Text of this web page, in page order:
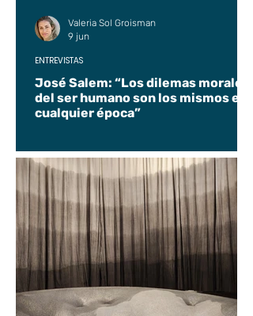
José Salem: “Los dilemas morales
del ser humano son los mismos en
cualquier época”
ENTREVISTAS
Valeria Sol Groisman
9 jun